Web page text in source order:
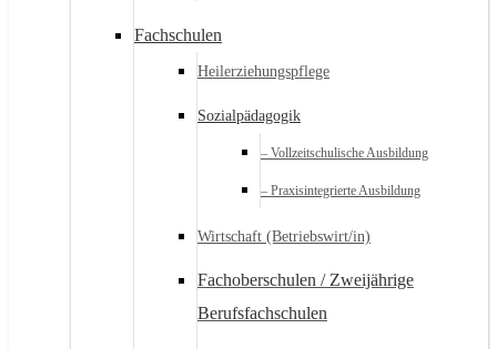
Fachschulen
Heilerziehungspflege
Sozialpädagogik
– Vollzeitschulische Ausbildung
– Praxisintegrierte Ausbildung
Wirtschaft (Betriebswirt/in)
Fachoberschulen / Zweijährige
Berufsfachschulen